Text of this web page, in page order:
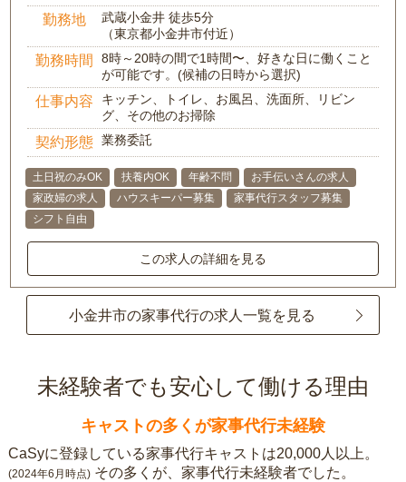
勤務地
武蔵小金井 徒歩5分
（東京都小金井市付近）
勤務時間
8時～20時の間で1時間〜、好きな日に働くこと
が可能です。(候補の日時から選択)
仕事内容
キッチン、トイレ、お風呂、洗面所、リビン
グ、その他のお掃除
契約形態 業務委託
土日祝のみOK 扶養内OK 年齢不問
お手伝いさんの求人
家政婦の求人
ハウスキーパー募集
家事代行スタッフ募集
シフト自由
この求人の詳細を見る
小金井市の家事代行の求人一覧を見る
未経験者でも安心して働ける理由
キャストの多くが家事代行未経験
CaSyに登録している家事代行キャストは20,000人以上。
(2024年6月時点) その多くが、家事代行未経験者でした。